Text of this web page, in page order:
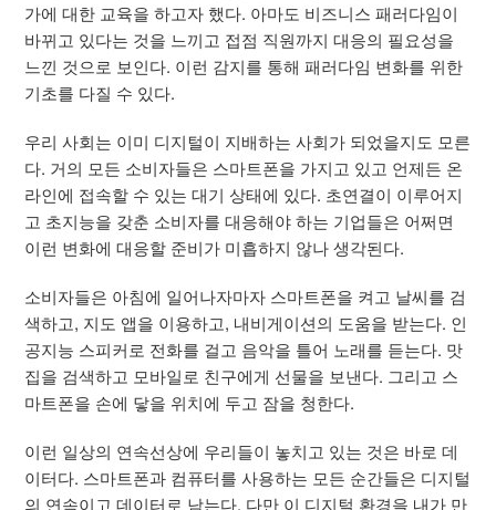
가에 대한 교육을 하고자 했다. 아마도 비즈니스 패러다임이
바뀌고 있다는 것을 느끼고 접점 직원까지 대응의 필요성을
느낀 것으로 보인다. 이런 감지를 통해 패러다임 변화를 위한
기초를 다질 수 있다.
우리 사회는 이미 디지털이 지배하는 사회가 되었을지도 모른
다. 거의 모든 소비자들은 스마트폰을 가지고 있고 언제든 온
라인에 접속할 수 있는 대기 상태에 있다. 초연결이 이루어지
고 초지능을 갖춘 소비자를 대응해야 하는 기업들은 어쩌면
이런 변화에 대응할 준비가 미흡하지 않나 생각된다.
소비자들은 아침에 일어나자마자 스마트폰을 켜고 날씨를 검
색하고, 지도 앱을 이용하고, 내비게이션의 도움을 받는다. 인
공지능 스피커로 전화를 걸고 음악을 틀어 노래를 듣는다. 맛
집을 검색하고 모바일로 친구에게 선물을 보낸다. 그리고 스
마트폰을 손에 닿을 위치에 두고 잠을 청한다.
이런 일상의 연속선상에 우리들이 놓치고 있는 것은 바로 데
이터다. 스마트폰과 컴퓨터를 사용하는 모든 순간들은 디지털
의 연속이고 데이터로 남는다. 다만 이 디지털 환경을 내가 만